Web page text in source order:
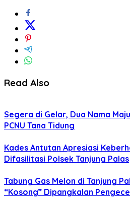
Read Also
Segera di Gelar, Dua Nama
PCNU Tana Tidung
Kades Antutan Apresiasi
Difasilitasi Polsek Tanjung Palas
Tabung Gas Melon di Tanjung
“Kosong” Dipangkalan